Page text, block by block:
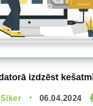
izdzēst
06.04.2024